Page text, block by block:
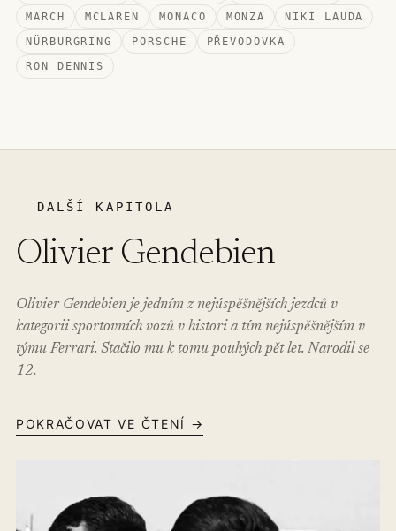
MARCH
MCLAREN MONACO MONZA
NIKI LAUDA
NÜRBURGRING
PORSCHE
PŘEVODOVKA
RON DENNIS
DALŠÍ KAPITOLA
Olivier Gendebien
Olivier Gendebien je jedním z nejúspěšnějších jezdců v
kategorii sportovních vozů v histori a tím nejúspěšnějším v
týmu Ferrari. Stačilo mu k tomu pouhých pět let. Narodil se
12.
POKRAČOVAT VE ČTENÍ →